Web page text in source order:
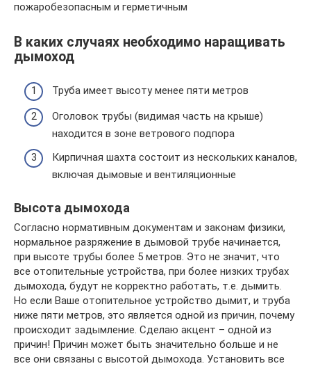
пожаробезопасным и герметичным
В каких случаях необходимо наращивать
дымоход
Труба имеет высоту менее пяти метров
Оголовок трубы (видимая часть на крыше)
находится в зоне ветрового подпора
Кирпичная шахта состоит из нескольких каналов,
включая дымовые и вентиляционные
Высота дымохода
Согласно нормативным документам и законам физики,
нормальное разряжение в дымовой трубе начинается,
при высоте трубы более 5 метров. Это не значит, что
все отопительные устройства, при более низких трубах
дымохода, будут не корректно работать, т.е. дымить.
Но если Ваше отопительное устройство дымит, и труба
ниже пяти метров, это является одной из причин, почему
происходит задымление. Сделаю акцент – одной из
причин! Причин может быть значительно больше и не
все они связаны с высотой дымохода. Установить все